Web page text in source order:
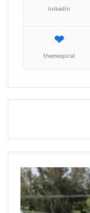
linkedin
themespiral